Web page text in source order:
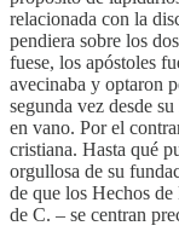
relacionada con la
pendiera sobre los
fuese, los apóstoles
avecinaba y optaron
segunda vez desde
en vano. Por el
cristiana. Hasta qué
orgullosa de su
de que los Hechos
de C. – se centran